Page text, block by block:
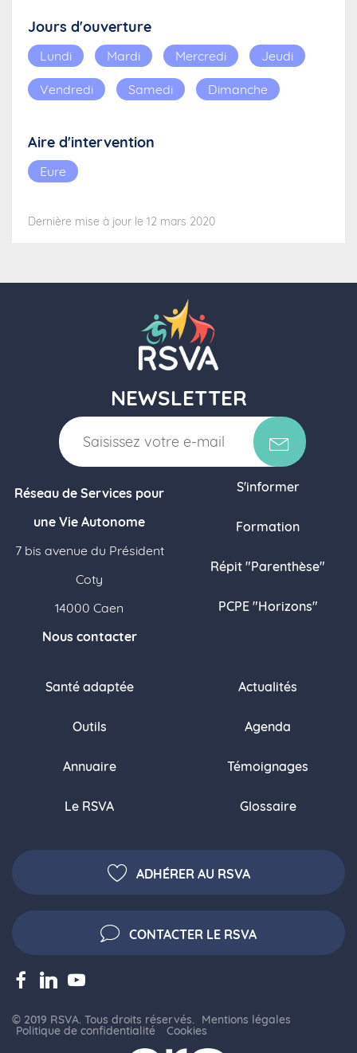
Jours d'ouverture
Lundi Mardi Mercredi Jeudi
Vendredi Samedi Dimanche
Aire d'intervention
Eure
Dernière mise à jour le 12 mars 2020
NEWSLETTER
Réseau de Services pour
une Vie Autonome
7 bis avenue du Président
Coty
14000 Caen
Nous contacter
S'informer
Formation
Répit "Parenthèse"
PCPE "Horizons"
Santé adaptée
Outils
Annuaire
Le RSVA
Actualités
Agenda
Témoignages
Glossaire
ADHÉRER AU RSVA
CONTACTER LE RSVA
© 2019 RSVA. Tous droits réservés. Mentions légales
Politique de confidentialité Cookies